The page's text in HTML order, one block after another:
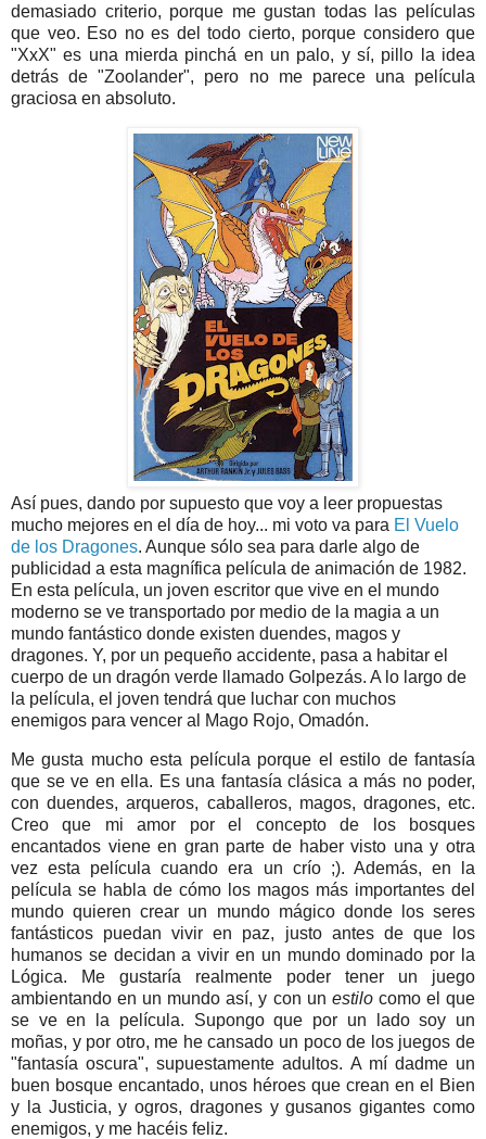
demasiado criterio, porque me gustan todas las películas
que veo. Eso no es del todo cierto, porque considero que
"XxX" es una mierda pinchá en un palo, y sí, pillo la idea
detrás de "Zoolander", pero no me parece una película
graciosa en absoluto.
Así pues, dando por supuesto que voy a leer propuestas
mucho mejores en el día de hoy... mi voto va para El Vuelo
de los Dragones. Aunque sólo sea para darle algo de
publicidad a esta magnífica película de animación de 1982.
En esta película, un joven escritor que vive en el mundo
moderno se ve transportado por medio de la magia a un
mundo fantástico donde existen duendes, magos y
dragones. Y, por un pequeño accidente, pasa a habitar el
cuerpo de un dragón verde llamado Golpezás. A lo largo de
la película, el joven tendrá que luchar con muchos
enemigos para vencer al Mago Rojo, Omadón.
Me gusta mucho esta película porque el estilo de fantasía
que se ve en ella. Es una fantasía clásica a más no poder,
con duendes, arqueros, caballeros, magos, dragones, etc.
Creo que mi amor por el concepto de los bosques
encantados viene en gran parte de haber visto una y otra
vez esta película cuando era un crío ;). Además, en la
película se habla de cómo los magos más importantes del
mundo quieren crear un mundo mágico donde los seres
fantásticos puedan vivir en paz, justo antes de que los
humanos se decidan a vivir en un mundo dominado por la
Lógica. Me gustaría realmente poder tener un juego
ambientando en un mundo así, y con un estilocomo el que
se ve en la película. Supongo que por un lado soy un
moñas, y por otro, me he cansado un poco de los juegos de
"fantasía oscura", supuestamente adultos. A mí dadme un
buen bosque encantado, unos héroes que crean en el Bien
y la Justicia, y ogros, dragones y gusanos gigantes como
enemigos, y me hacéis feliz.